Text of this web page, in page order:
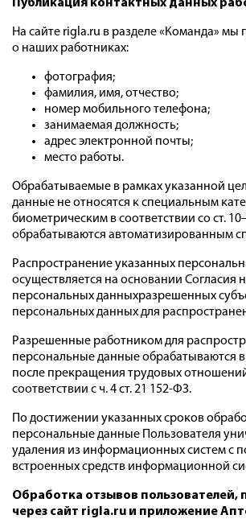
Публикация контактных данных
На сайте rigla.ru в разделе «Команда» мы
о наших работниках:
фотография;
фамилия, имя, отчество;
номер мобильного телефона;
занимаемая должность;
адрес электронной почты;
место работы.
Обрабатываемые в рамках указанной
данные не относятся к специальным
биометрическим в соответствии со ст.
обрабатываются автоматизированным
Распространение указанных
осуществляется на основании Согласия
персональных данныхразрешенных
персональных данных для
Разрешенные работником для
персональные данные обрабатываются в
после прекращения трудовых
соответствии с ч. 4 ст. 21 152-ФЗ.
По достижении указанных сроков
персональные данные Пользователя
удаления из информационных систем с
встроенных средств информационной
Обработка отзывов пользователей,
через сайт rigla.ru и приложение